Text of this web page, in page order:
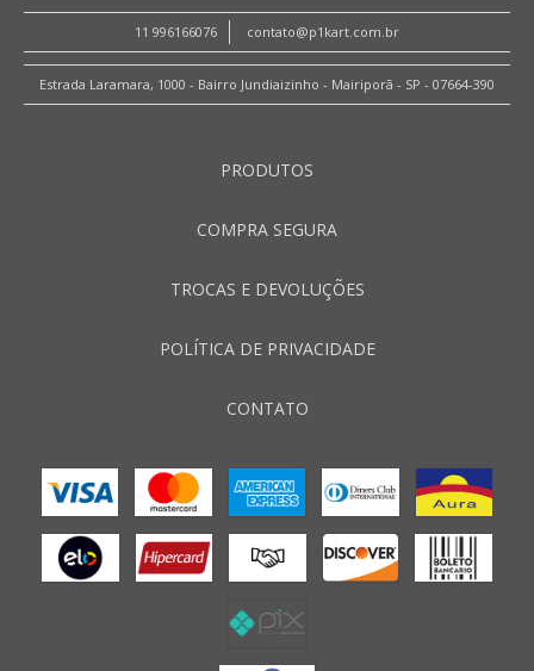
11 996166076 contato@p1kart.com.br
Estrada Laramara, 1000 - Bairro Jundiaizinho - Mairiporã - SP - 07664-390
PRODUTOS
COMPRA SEGURA
TROCAS E DEVOLUÇÕES
POLÍTICA DE PRIVACIDADE
CONTATO